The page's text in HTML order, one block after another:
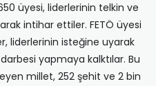
650 üyesi, liderlerinin telkin ve
intihar ettiler. FETÖ üyesi
liderlerinin isteğine uyarak
yapmaya kalktılar. Bu
millet, 252 şehit ve 2 bin